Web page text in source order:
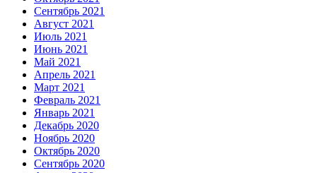
Сентябрь 2021
Август 2021
Июль 2021
Июнь 2021
Май 2021
Апрель 2021
Март 2021
Февраль 2021
Январь 2021
Декабрь 2020
Ноябрь 2020
Октябрь 2020
Сентябрь 2020